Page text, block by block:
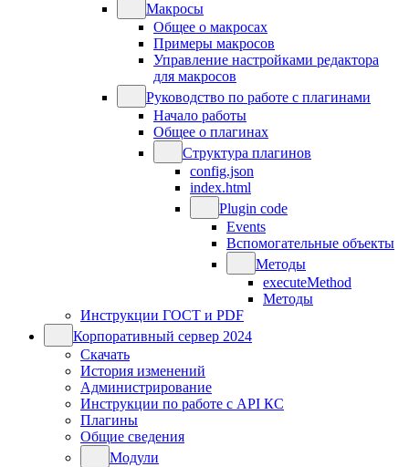
Макросы
Общее о макросах
Примеры макросов
Управление настройками редактора
для макросов
Руководство по работе с плагинами
Начало работы
Общее о плагинах
Структура плагинов
config.json
index.html
Plugin code
Events
Вспомогательные объекты
Методы
executeMethod
Методы
Инструкции ГОСТ и PDF
Корпоративный сервер 2024
Скачать
История изменений
Администрирование
Инструкции по работе с API КС
Плагины
Общие сведения
Модули